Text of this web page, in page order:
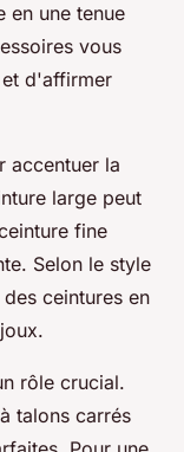
en une tenue
vous
d'affirmer
accentuer la
large peut
fine
Selon le style
ceintures en
rôle crucial.
talons carrés